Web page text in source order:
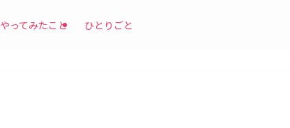
やってみたこと ひとりごと